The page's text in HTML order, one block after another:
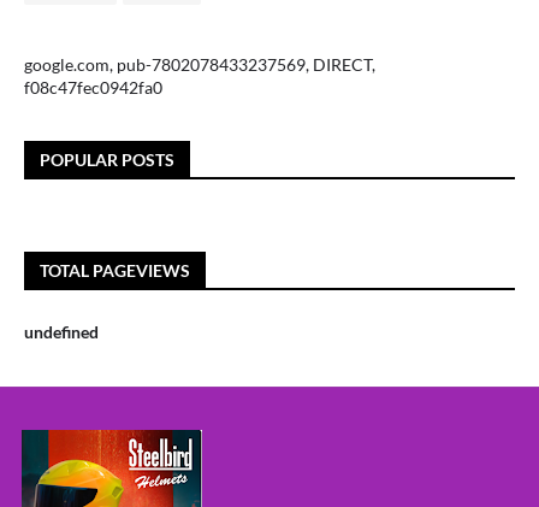
google.com, pub-7802078433237569, DIRECT,
f08c47fec0942fa0
POPULAR POSTS
TOTAL PAGEVIEWS
undefned